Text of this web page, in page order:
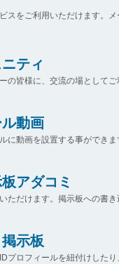
スをご利用いただけます。
ティ
の皆様に、交流の場として
動画
に動画を設置する事ができ
アダコミ
ただけます。掲示板への書き
示板
プロフィールを紐付けした